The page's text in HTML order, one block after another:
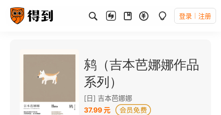
登录 注册
鸫（吉本芭娜娜作品
系列）
[日] 吉本芭娜娜
37.99 元